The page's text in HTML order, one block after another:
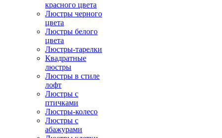
красного цвета
Люстры черного
цвета
Люстры белого
цвета
Люстры-тарелки
Квадратные
люстры
Люстры в стиле
лофт
Люстры с
птичками
Люстры-колесо
Люстры с
абажурами